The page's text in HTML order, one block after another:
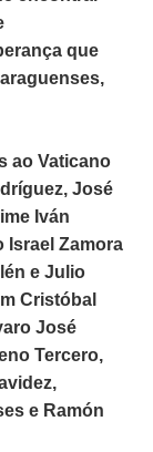
que
ao Vaticano
José
Iván
Israel Zamora
e Julio
Cristóbal
José
Tercero,
e Ramón